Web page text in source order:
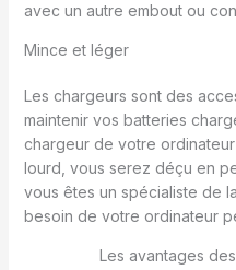
avec un autre embout ou
Mince et léger
Les chargeurs sont des
maintenir vos batteries
chargeur de votre
lourd, vous serez déçu en
vous êtes un spécialiste de
besoin de votre ordinateur
Les avantages